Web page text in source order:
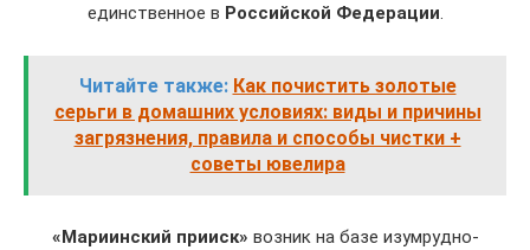
единственное в Российской Федерации.
Читайте также: Как почистить золотые
серьги в домашних условиях: виды и причины
загрязнения, правила и способы чистки +
советы ювелира
«Мариинский прииск» возник на базе изумрудно-